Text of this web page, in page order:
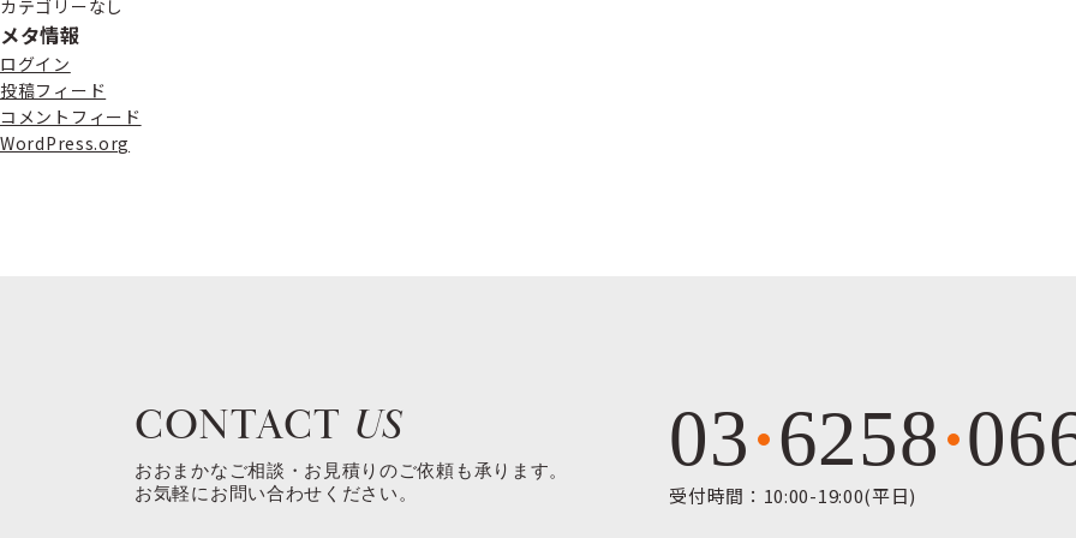
カテゴリーなし
メタ情報
ログイン
投稿フィード
コメントフィード
WordPress.org
CONTACT US
おおまかなご相談・お見積りのご依頼も承ります。
お気軽にお問い合わせください。
03 6258
受付時間：10:00-19:00(平日)